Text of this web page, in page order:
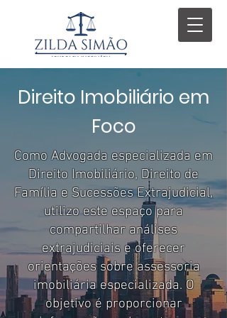
Direito Imobiliário em
Foco
Como Advogada especializada em
Direito Imobiliário, Direito de
Família e Sucessões Extrajudicial,
utilizo este espaço para
compartilhar análises
extrajudiciais e oferecer
orientações sobre assessoria
imobiliária especializada. O
objetivo é proporcionar